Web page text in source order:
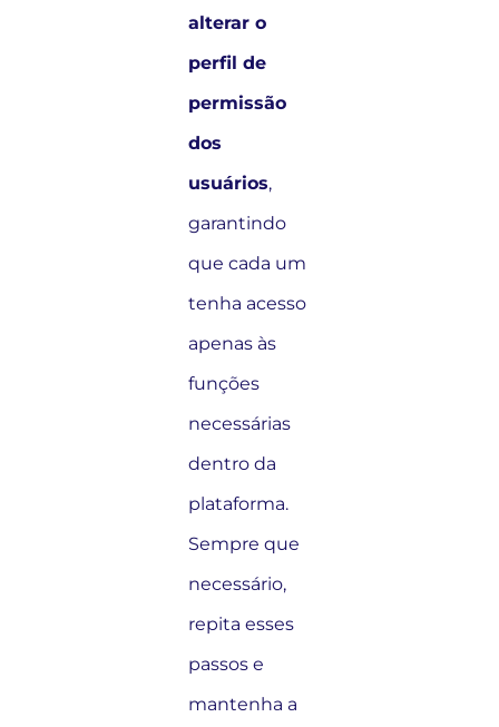
alterar o
perfil de
permissão
dos
usuários,
garantindo
que cada um
tenha acesso
apenas às
funções
necessárias
dentro da
plataforma.
Sempre que
necessário,
repita esses
passos e
mantenha a